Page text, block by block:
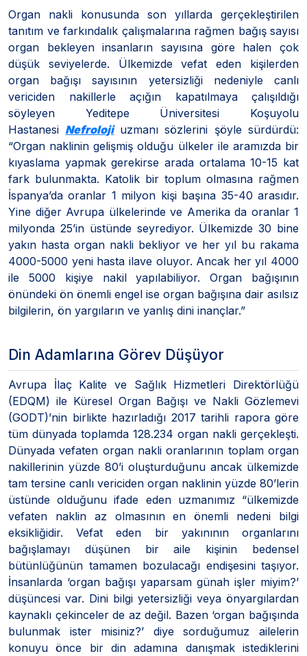
Organ nakli konusunda son yıllarda gerçekleştirilen
tanıtım ve farkındalık çalışmalarına rağmen bağış sayısı
organ bekleyen insanların sayısına göre halen çok
düşük seviyelerde. Ülkemizde vefat eden kişilerden
organ bağışı sayısının yetersizliği nedeniyle canlı
vericiden nakillerle açığın kapatılmaya çalışıldığı
söyleyen Yeditepe Üniversitesi Koşuyolu
Hastanesi Nefroloji uzmanı sözlerini şöyle sürdürdü:
“Organ naklinin gelişmiş olduğu ülkeler ile aramızda bir
kıyaslama yapmak gerekirse arada ortalama 10-15 kat
fark bulunmakta. Katolik bir toplum olmasına rağmen
İspanya’da oranlar 1 milyon kişi başına 35-40 arasıdır.
Yine diğer Avrupa ülkelerinde ve Amerika da oranlar 1
milyonda 25’in üstünde seyrediyor. Ülkemizde 30 bine
yakın hasta organ nakli bekliyor ve her yıl bu rakama
4000-5000 yeni hasta ilave oluyor. Ancak her yıl 4000
ile 5000 kişiye nakil yapılabiliyor. Organ bağışının
önündeki ön önemli engel ise organ bağışına dair asılsız
bilgilerin, ön yargıların ve yanlış dini inançlar.”
Din Adamlarına Görev Düşüyor
Avrupa İlaç Kalite ve Sağlık Hizmetleri Direktörlüğü
(EDQM) ile Küresel Organ Bağışı ve Nakli Gözlemevi
(GODT)’nin birlikte hazırladığı 2017 tarihli rapora göre
tüm dünyada toplamda 128.234 organ nakli gerçekleşti.
Dünyada vefaten organ nakli oranlarının toplam organ
nakillerinin yüzde 80’i oluşturduğunu ancak ülkemizde
tam tersine canlı vericiden organ naklinin yüzde 80’lerin
üstünde olduğunu ifade eden uzmanımız “ülkemizde
vefaten naklin az olmasının en önemli nedeni bilgi
eksikliğidir. Vefat eden bir yakınının organlarını
bağışlamayı düşünen bir aile kişinin bedensel
bütünlüğünün tamamen bozulacağı endişesini taşıyor.
İnsanlarda ‘organ bağışı yaparsam günah işler miyim?’
düşüncesi var. Dini bilgi yetersizliği veya önyargılardan
kaynaklı çekinceler de az değil. Bazen ‘organ bağışında
bulunmak ister misiniz?’ diye sorduğumuz ailelerin
konuyu önce bir din adamına danışmak istediklerini